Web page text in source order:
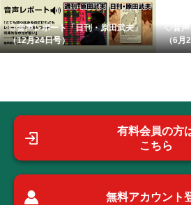
◇音声レポート「日刊・原田武夫」
（12月24日号）
◇音声
（6月
有料会員の方
こちら
無料アカウント